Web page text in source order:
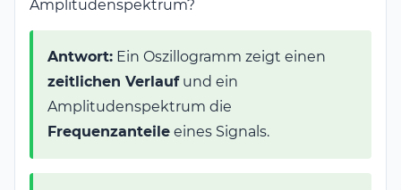
Amplitudenspektrum?
Antwort: Ein Oszillogramm zeigt einen
zeitlichen Verlaufund ein
Amplitudenspektrum die
Frequenzanteile eines Signals.